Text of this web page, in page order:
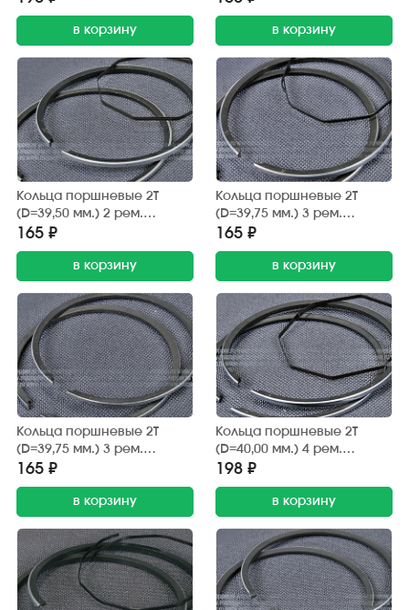
в корзину в корзину
Кольца поршневые 2Т
(D=39,50 мм.) 2 рем.
"Honda" (дв. AF-18E/24E)
165 ₽
в корзину
Кольца поршневые 2Т
(D=39,75 мм.) 3 рем.
"Honda" (дв. AF-18E/24E) RIK
165 ₽
в корзину
Кольца поршневые 2Т
(D=39,75 мм.) 3 рем.
"Honda" (дв. AF-18E/24E) TKR
165 ₽
в корзину
Кольца поршневые 2Т
(D=40,00 мм.) 4 рем.
"Honda" (дв. AF-18E/24E)
198 ₽
в корзину